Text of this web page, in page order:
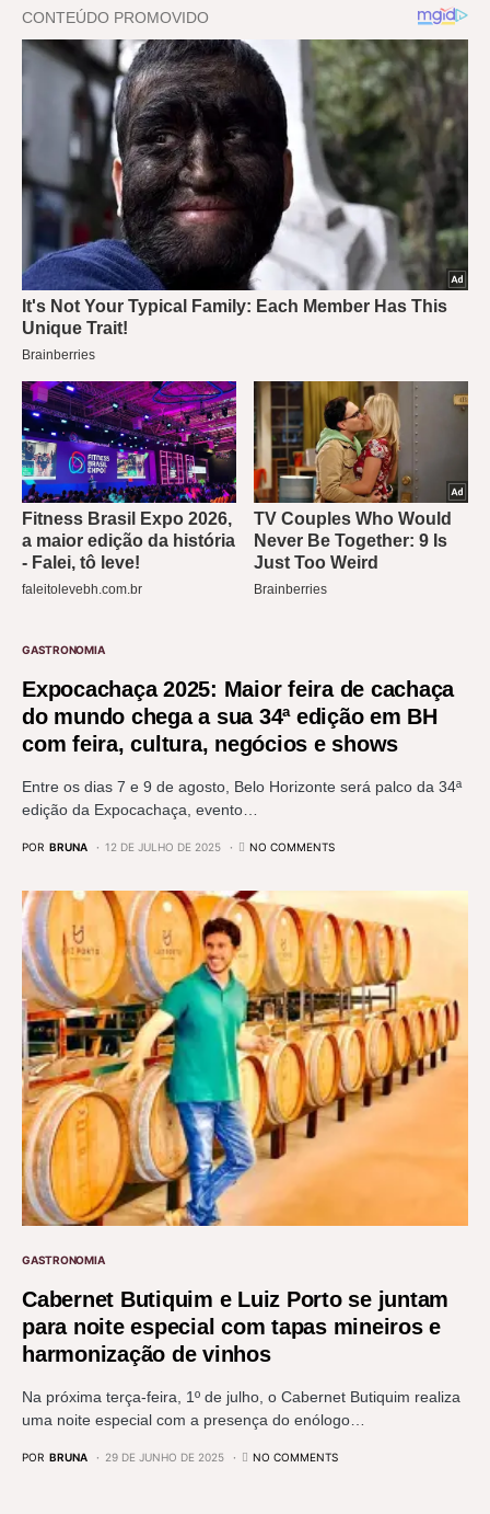
GASTRONOMIA
Expocachaça 2025: Maior feira de cachaça
do mundo chega a sua 34ª edição em BH
com feira, cultura, negócios e shows
Entre os dias 7 e 9 de agosto, Belo Horizonte será palco da 34ª
edição da Expocachaça, evento…
POR BRUNA 12 DE JULHO DE 2025 NO COMMENTS
GASTRONOMIA
Cabernet Butiquim e Luiz Porto se juntam
para noite especial com tapas mineiros e
harmonização de vinhos
Na próxima terça-feira, 1º de julho, o Cabernet Butiquim realiza
uma noite especial com a presença do enólogo…
POR BRUNA 29 DE JUNHO DE 2025 NO COMMENTS